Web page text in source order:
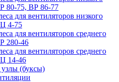
80-75, ВР 86-77
для вентиляторов низкого
4-75
для вентиляторов среднего
280-46
для вентиляторов среднего
14-46
(буксы)